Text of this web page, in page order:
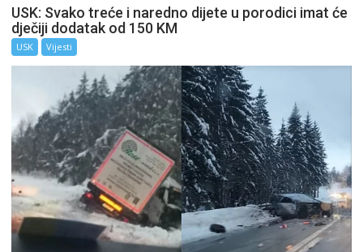
USK: Svako treće i naredno dijete u porodici imat će
dječiji dodatak od 150 KM
USK Vijesti